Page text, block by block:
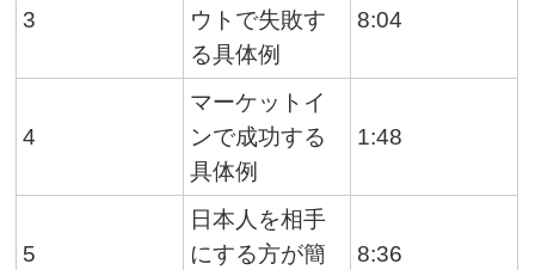
3
ウトで失敗す
る具体例
8:04
4
マーケットイ
ンで成功する
具体例
1:48
5
日本人を相手
にする方が簡
8:36